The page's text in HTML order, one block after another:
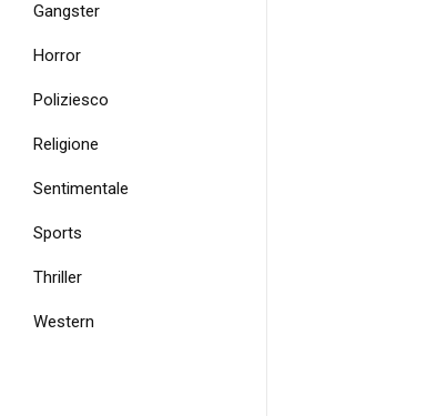
Gangster
Horror
Poliziesco
Religione
Sentimentale
Sports
Thriller
Western